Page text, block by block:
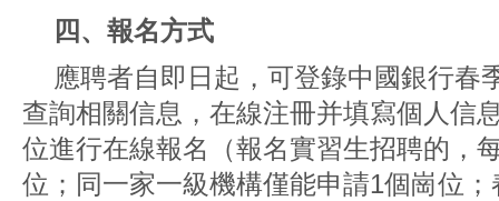
四、報名方式
應聘者自即日起，可登錄中國銀行春
查詢相關信息，在線注冊并填寫個人信
位進行在線報名（報名實習生招聘的，
位；同一家一級機構僅能申請1個崗位